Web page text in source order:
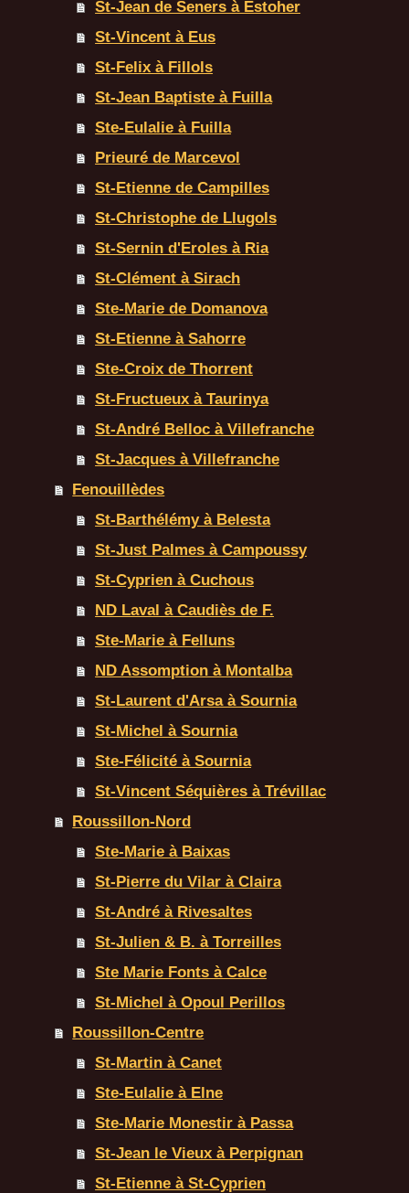
St-Jean de Seners à Estoher
St-Vincent à Eus
St-Felix à Fillols
St-Jean Baptiste à Fuilla
Ste-Eulalie à Fuilla
Prieuré de Marcevol
St-Etienne de Campilles
St-Christophe de Llugols
St-Sernin d'Eroles à Ria
St-Clément à Sirach
Ste-Marie de Domanova
St-Etienne à Sahorre
Ste-Croix de Thorrent
St-Fructueux à Taurinya
St-André Belloc à Villefranche
St-Jacques à Villefranche
Fenouillèdes
St-Barthélémy à Belesta
St-Just Palmes à Campoussy
St-Cyprien à Cuchous
ND Laval à Caudiès de F.
Ste-Marie à Felluns
ND Assomption à Montalba
St-Laurent d'Arsa à Sournia
St-Michel à Sournia
Ste-Félicité à Sournia
St-Vincent Séquières à Trévillac
Roussillon-Nord
Ste-Marie à Baixas
St-Pierre du Vilar à Claira
St-André à Rivesaltes
St-Julien & B. à Torreilles
Ste Marie Fonts à Calce
St-Michel à Opoul Perillos
Roussillon-Centre
St-Martin à Canet
Ste-Eulalie à Elne
Ste-Marie Monestir à Passa
St-Jean le Vieux à Perpignan
St-Etienne à St-Cyprien